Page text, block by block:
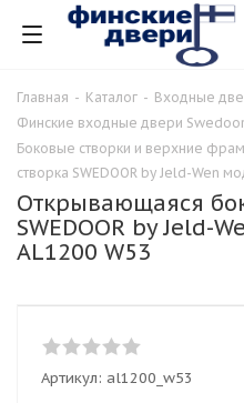
Главная - Каталог - Входные
Финские входные двери
Боковые створки и верхние
створка SWEDOOR by Jeld-Wen
Открывающаяся
SWEDOOR by Jeld-
AL1200 W53
Артикул: al1200_w53